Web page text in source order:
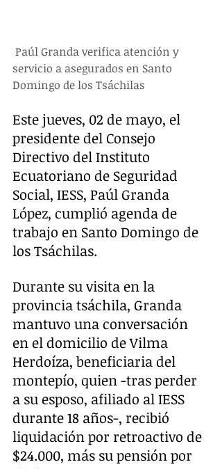
servicio a asegurados en Santo
Domingo de los Tsáchilas
Este jueves, 02 de mayo, el
presidente del Consejo
Directivo del Instituto
Ecuatoriano de Seguridad
Social, IESS, Paúl Granda
López, cumplió agenda de
trabajo en Santo Domingo de
los Tsáchilas.
Durante su visita en la
provincia tsáchila, Granda
mantuvo una conversación
en el domicilio de Vilma
Herdoíza, beneficiaria del
montepío, quien -tras perder
a su esposo, afiliado al IESS
durante 18 años-, recibió
liquidación por retroactivo de
$24.000, más su pensión por